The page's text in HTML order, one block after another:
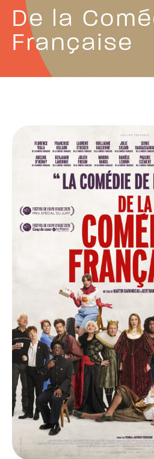
De la
Française